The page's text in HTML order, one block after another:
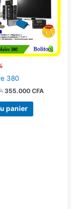
380
355.000 CFA
panier